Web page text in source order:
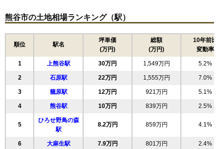
16 中央 27万円 1,629万円 20.0%
27万円 2,080万円 14.9%
26万円 1,275万円 14.9%
19 伊勢町 25万円 1,270万円 8.9%
20 平戸 25万円 2,235万円 13.1%
21 月見町 25万円 1,223万円 11.2%
22 拾六間 24万円 1,460万円 10.3%
23 別府 24万円 1,812万円 15.7%
熊谷市の土地相場ランキング（駅）
順位 駅名
坪単価
(万円)
総額
(万円)
10年前比
変動率
1 上熊谷駅 30万円 1,549万円 5.2%
2 石原駅 22万円 1,555万円 7.0%
3 籠原駅 12万円 921万円 5.1%
4 熊谷駅 10万円 839万円 2.5%
5
ひろせ野鳥の森
駅
8.2万円 859万円 4.1%
6 大麻生駅 7.9万円 801万円 2.4%